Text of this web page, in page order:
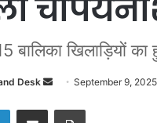
खिलाड़ियों का
Desk September 9, 2025